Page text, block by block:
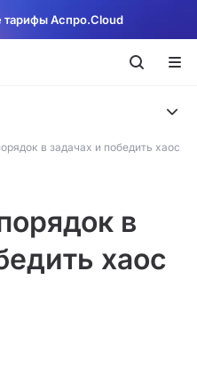
тарифы Аспро.Cloud
в задачах и победить хаос
в
хаос